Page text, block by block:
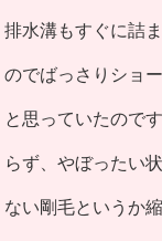
排水溝もすぐに詰
のでばっさりショ
と思っていたので
らず、やぼったい
ない剛毛というか